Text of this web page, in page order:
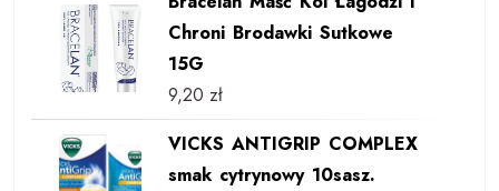
Chroni Brodawki Sutkowe
15G
9,20 zł
VICKS ANTIGRIP COMPLEX
smak cytrynowy 10sasz.